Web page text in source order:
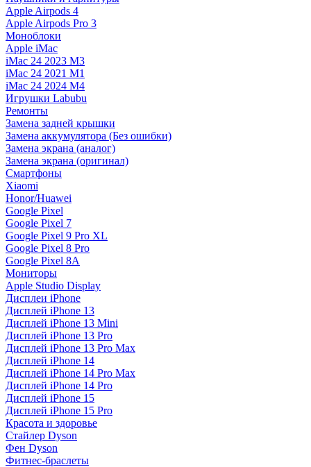
Apple Airpods 4
Apple Airpods Pro 3
Моноблоки
Apple iMac
iMac 24 2023 M3
iMac 24 2021 M1
iMac 24 2024 M4
Игрушки Labubu
Ремонты
Замена задней крышки
Замена аккумулятора (Без ошибки)
Замена экрана (аналог)
Замена экрана (оригинал)
Смартфоны
Xiaomi
Honor/Huawei
Google Pixel
Google Pixel 7
Google Pixel 9 Pro XL
Google Pixel 8 Pro
Google Pixel 8A
Мониторы
Apple Studio Display
Дисплеи iPhone
Дисплей iPhone 13
Дисплей iPhone 13 Mini
Дисплей iPhone 13 Pro
Дисплей iPhone 13 Pro Max
Дисплей iPhone 14
Дисплей iPhone 14 Pro Max
Дисплей iPhone 14 Pro
Дисплей iPhone 15
Дисплей iPhone 15 Pro
Красота и здоровье
Стайлер Dyson
Фен Dyson
Фитнес-браслеты